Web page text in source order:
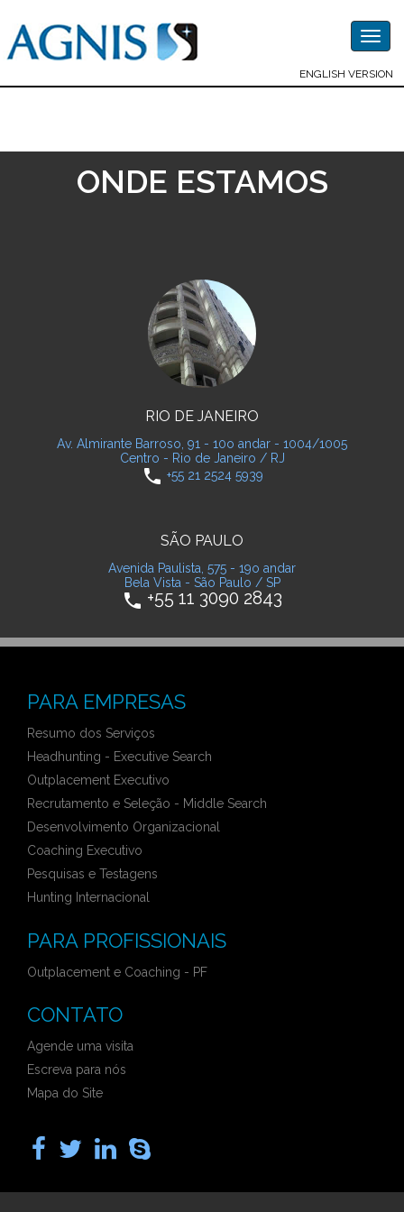
ENGLISH VERSION
ONDE ESTAMOS
RIO DE JANEIRO
Av. Almirante Barroso, 91 - 10o andar - 1004/1005
Centro - Rio de Janeiro / RJ
phone +55 21 2524 5939
SÃO PAULO
Avenida Paulista, 575 - 19o andar
Bela Vista - São Paulo / SP
phone +55 11 3090 2843
PARA EMPRESAS
Resumo dos Serviços
Headhunting - Executive Search
Outplacement Executivo
Recrutamento e Seleção - Middle Search
Desenvolvimento Organizacional
Coaching Executivo
Pesquisas e Testagens
Hunting Internacional
PARA PROFISSIONAIS
Outplacement e Coaching - PF
CONTATO
Agende uma visita
Escreva para nós
Mapa do Site